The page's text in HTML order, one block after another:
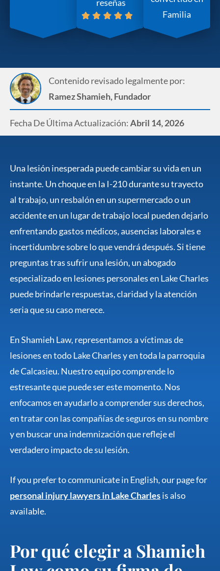
reseñas
Familia
Contenido revisado legalmente por:
Ramez Shamieh, Fundador
Fecha De Última Actualización:Abril 14, 2026
Una lesión inesperada puede cambiar su vida en un
instante. Un choque en la I-210 durante su trayecto
al trabajo, un resbalón en un supermercado o un
accidente en un lugar de trabajo local pueden dejarlo
enfrentando gastos médicos, ausencias laborales e
incertidumbre sobre lo que vendrá después. Si tiene
preguntas tras sufrir una lesión, un abogado
especializado en lesiones personales en Lake Charles
puede brindarle respuestas, claridad y la atención
seria que su caso merece.
En Shamieh Law, representamos a víctimas de
lesiones en todo Lake Charles y en toda la parroquia
de Calcasieu. Nuestro equipo comprende lo
estresante que puede ser este momento. Nos
enfocamos en ayudarlo a comprender sus derechos,
en tratar con las compañías de seguros en su nombre
y en buscar una indemnización que refleje el
verdadero impacto de su lesión.
If you prefer to communicate in English, our page for
personal injury lawyers in Lake Charlesis also
available.
Por qué elegir a Shamieh